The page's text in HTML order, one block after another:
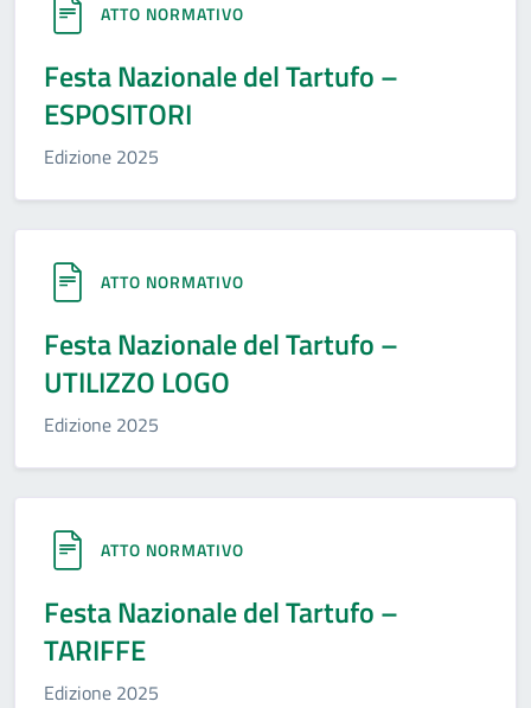
ATTO NORMATIVO
Festa Nazionale del Tartufo –
ESPOSITORI
Edizione 2025
ATTO NORMATIVO
Festa Nazionale del Tartufo –
UTILIZZO LOGO
Edizione 2025
ATTO NORMATIVO
Festa Nazionale del Tartufo –
TARIFFE
Edizione 2025